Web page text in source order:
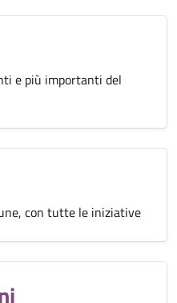
e più importanti del
con tutte le iniziative